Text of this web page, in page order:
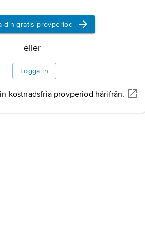
din gratis provperiod
eller
Logga in
kostnadsfria provperiod härifrån.